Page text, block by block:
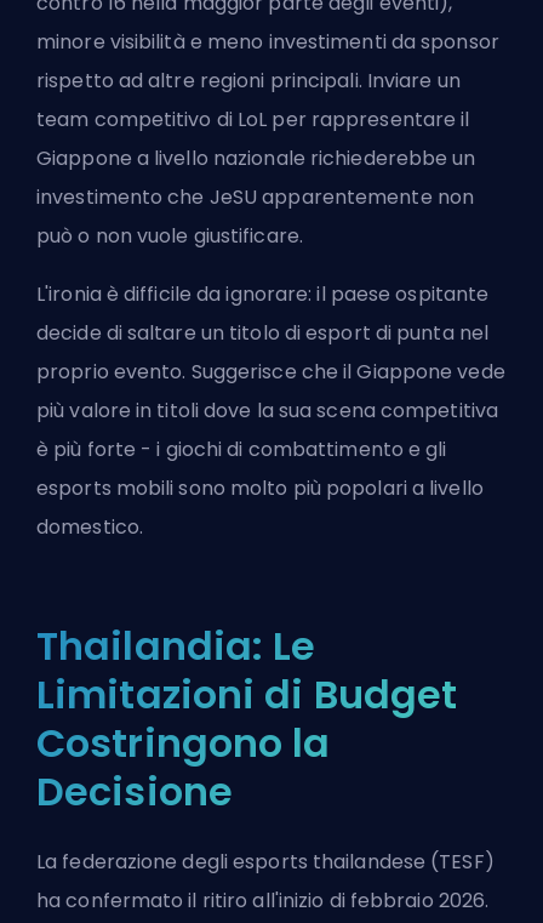
minore visibilità e meno investimenti da sponsor
rispetto ad altre regioni principali. Inviare un
team competitivo di LoL per rappresentare il
Giappone a livello nazionale richiederebbe un
investimento che JeSU apparentemente non
può o non vuole giustificare.
L'ironia è difficile da ignorare: il paese ospitante
decide di saltare un titolo di esport di punta nel
proprio evento. Suggerisce che il Giappone vede
più valore in titoli dove la sua scena competitiva
è più forte - i giochi di combattimento e gli
esports mobili sono molto più popolari a livello
domestico.
Thailandia: Le
Limitazioni di Budget
Costringono la
Decisione
La federazione degli esports thailandese (TESF)
ha confermato il ritiro all'inizio di febbraio 2026.